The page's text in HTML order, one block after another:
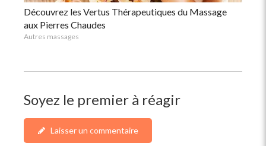
Découvrez les Vertus Thérapeutiques du Massage
aux Pierres Chaudes
Autres massages
Soyez le premier à réagir
Laisser un commentaire